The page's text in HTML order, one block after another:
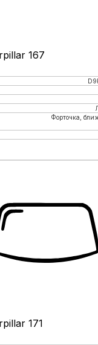
167
Форточка,
171